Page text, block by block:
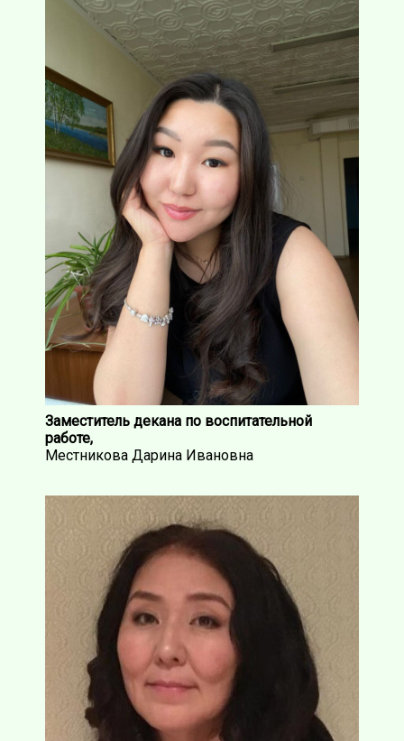
Заместитель декана по воспитательной
работе,
Местникова Дарина Ивановна